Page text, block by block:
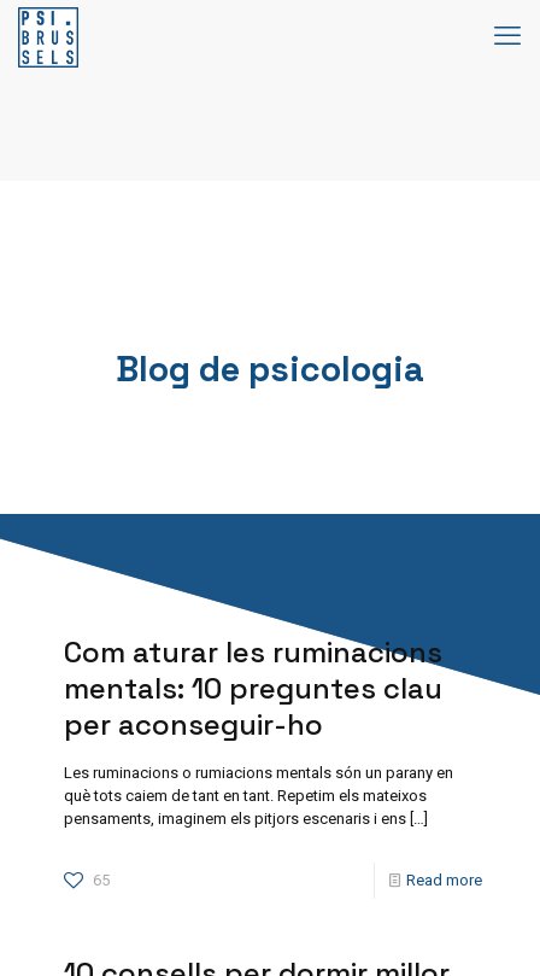
Blog de psicologia
Com aturar les ruminacions
mentals: 10 preguntes clau
per aconseguir-ho
Les ruminacions o rumiacions mentals són un parany en
què tots caiem de tant en tant. Repetim els mateixos
pensaments, imaginem els pitjors escenaris i ens […]
65 Read more